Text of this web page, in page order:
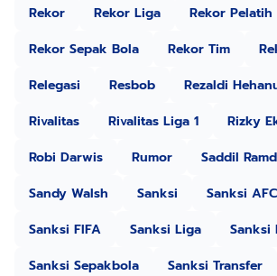
Rekor
Rekor Liga
Rekor Pelatih
Rekor Sepak Bola
Rekor Tim
Relegasi
Resbob
Rezaldi
Rivalitas
Rivalitas Liga 1
Rizky
Robi Darwis
Rumor
Saddil
Sandy Walsh
Sanksi
Sanksi AFC
Sanksi FIFA
Sanksi Liga
Sanksi
Sanksi Sepakbola
Sanksi Transfer